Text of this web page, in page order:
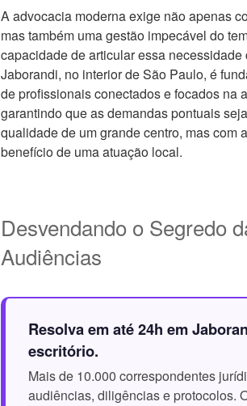
A advocacia moderna exige não apenas
mas também uma gestão impecável do
capacidade de articular essa
Jaborandi, no interior de São Paulo, é
de profissionais conectados e focados na
garantindo que as demandas pontuais
qualidade de um grande centro, mas com
benefício de uma atuação local.
Desvendando o Segredo
Audiências
Resolva em até 24h em
escritório.
Mais de 10.000 correspondentes
audiências, diligências e protocolos.